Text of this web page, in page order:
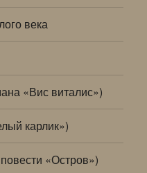
века
«Вис виталис»)
карлик»)
«Остров»)